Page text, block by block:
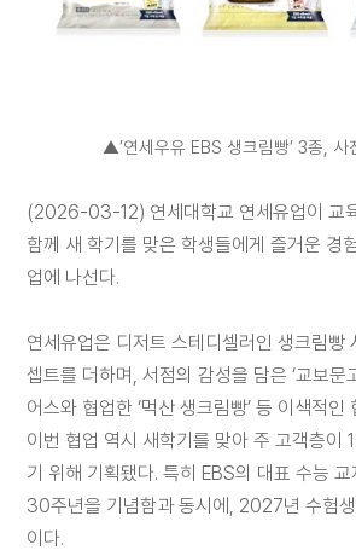
재
연세
SHOP
아
이
디
어
제
안
▲’연세우유 EBS 생크림빵’ 3종, 사
(2026-03-12) 연세대학교 연세유업이 교
함께 새 학기를 맞은 학생들에게 즐거운 경
업에 나선다.
연세유업은 디저트 스테디셀러인 생크림빵
셉트를 더하며, 서점의 감성을 담은 ‘교보문
어스와 협업한 ‘먹산 생크림빵’ 등 이색적인
이번 협업 역시 새학기를 맞아 주 고객층이
기 위해 기획됐다. 특히 EBS의 대표 수능 교
30주년을 기념함과 동시에, 2027년 수험
이다.